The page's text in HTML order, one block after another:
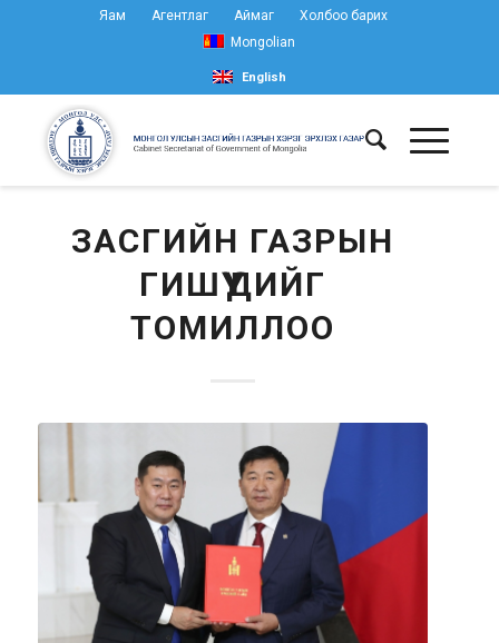
Яам Агентлаг Аймаг
Холбоо барих
Mongolian
English
ЗАСГИЙН ГАЗРЫН
ГИШҮҮДИЙГ
ТОМИЛЛОО